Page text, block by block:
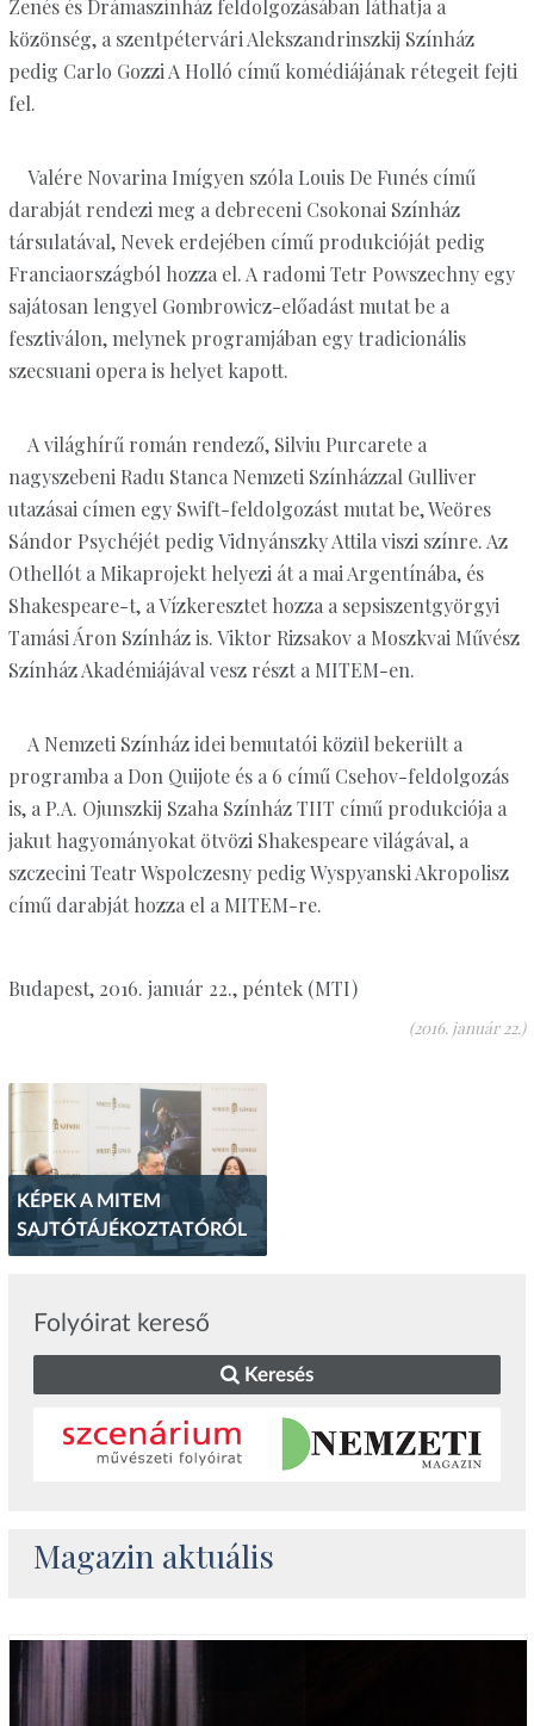
Zenés és Drámaszínház feldolgozásában láthatja a
közönség, a szentpétervári Alekszandrinszkij Színház
pedig Carlo Gozzi A Holló című komédiájának rétegeit fejti
fel.
Valére Novarina Imígyen szóla Louis De Funés című
darabját rendezi meg a debreceni Csokonai Színház
társulatával, Nevek erdejében című produkcióját pedig
Franciaországból hozza el. A radomi Tetr Powszechny egy
sajátosan lengyel Gombrowicz-előadást mutat be a
fesztiválon, melynek programjában egy tradicionális
szecsuani opera is helyet kapott.
A világhírű román rendező, Silviu Purcarete a
nagyszebeni Radu Stanca Nemzeti Színházzal Gulliver
utazásai címen egy Swift-feldolgozást mutat be, Weöres
Sándor Psychéjét pedig Vidnyánszky Attila viszi színre. Az
Othellót a Mikaprojekt helyezi át a mai Argentínába, és
Shakespeare-t, a Vízkeresztet hozza a sepsiszentgyörgyi
Tamási Áron Színház is. Viktor Rizsakov a Moszkvai Művész
Színház Akadémiájával vesz részt a MITEM-en.
A Nemzeti Színház idei bemutatói közül bekerült a
programba a Don Quijote és a 6 című Csehov-feldolgozás
is, a P.A. Ojunszkij Szaha Színház TIIT című produkciója a
jakut hagyományokat ötvözi Shakespeare világával, a
szczecini Teatr Wspolczesny pedig Wyspyanski Akropolisz
című darabját hozza el a MITEM-re.
Budapest, 2016. január 22., péntek (MTI)
(2016. január 22.)
KÉPEK A MITEM
SAJTÓTÁJÉKOZTATÓRÓL
Folyóirat kereső
Keresés
Magazin aktuális